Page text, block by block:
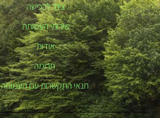
ציוד לרכישה
שירותי העמותה
אודות
תרומה
תנאי התקשרות עם העמותה